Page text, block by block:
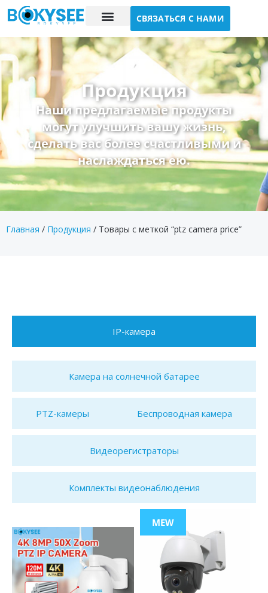
СВЯЗАТЬСЯ С НАМИ
Продукция
Наши предлагаемые продукты
могут улучшить вашу жизнь,
сделать вас более счастливыми и
наслаждаться ею.
Главная / Продукция / Товары с меткой “ptz camera price”
IP-камера
Камера на солнечной батарее
PTZ-камеры Беспроводная камера
Видеорегистраторы
Комплекты видеонаблюдения
MEW